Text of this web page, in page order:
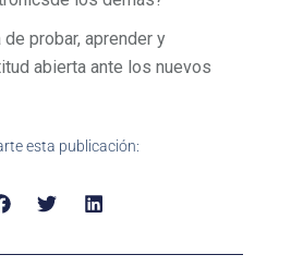
probar, aprender y
abierta ante los nuevos
esta publicación: